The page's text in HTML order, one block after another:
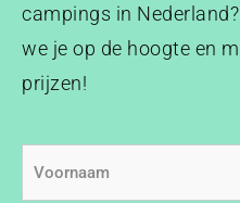
campings in
we je op de hoogte en
prijzen!